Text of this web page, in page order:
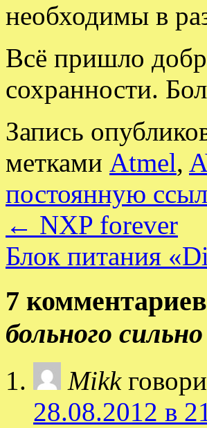
необходимы в
Всё пришло
сохранности.
Запись
метками Atmel,
постоянную
← NXP forever
Блок питания
7
больного
Mikk
28.08.2012 в